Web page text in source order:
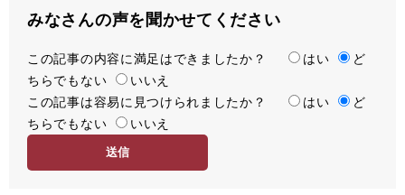
みなさんの声を聞かせてください
満
足
度
この記事の内容に満足はできましたか？ はい
ど
ちらでもない
いいえ
容
易
この記事は容易に見つけられましたか？ はい
ど
ちらでもない
いいえ